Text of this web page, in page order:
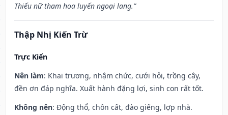
Thiếu nữ tham hoa luyến ngoại lang.”
Thập Nhị Kiến Trừ
Trực Kiến
Nên làm: Khai trương, nhậm chức, cưới hỏi, trồng cây,
đền ơn đáp nghĩa. Xuất hành đặng lợi, sinh con rất tốt.
Không nên: Động thổ, chôn cất, đào giếng, lợp nhà.